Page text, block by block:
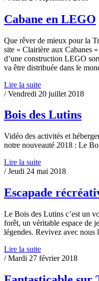
Cabane en LEGO
Que rêver de mieux pour la
site « Clairière aux Cabanes
d’une construction LEGO
va être distribuée dans le
Lire la suite
/ Vendredi 20 juillet 2018
Bois des Lutins
Vidéo des activités et
notre nouveauté 2018 : Le
Lire la suite
/ Jeudi 24 mai 2018
Escapade
Le Bois des Lutins c’est un
forêt, un véritable espace de
légendes. Revivez avec nous
Lire la suite
/ Mardi 27 février 2018